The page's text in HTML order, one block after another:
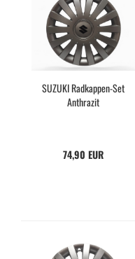
SUZUKI Radkappen-Set
Anthrazit
74,90 EUR